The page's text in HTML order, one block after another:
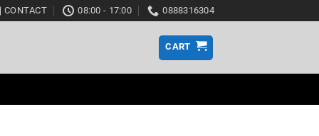
CONTACT 08:00 - 17:00 0888316304
CART